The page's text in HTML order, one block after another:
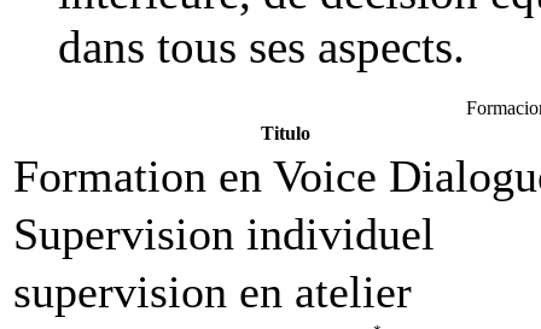
dans tous ses aspects.
Titulo
Formation en Voice
Supervision individuel
supervision en atelier